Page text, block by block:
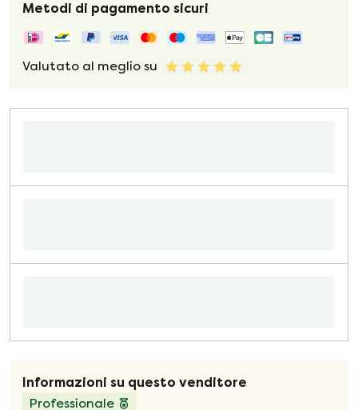
Metodi di pagamento sicuri
Valutato al meglio su
Informazioni su questo venditore
Professionale